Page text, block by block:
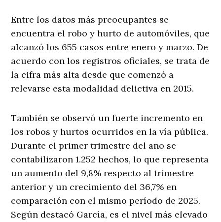
Entre los datos más preocupantes se
encuentra el robo y hurto de automóviles, que
alcanzó los 655 casos entre enero y marzo. De
acuerdo con los registros oficiales, se trata de
la cifra más alta desde que comenzó a
relevarse esta modalidad delictiva en 2015.
También se observó un fuerte incremento en
los robos y hurtos ocurridos en la vía pública.
Durante el primer trimestre del año se
contabilizaron 1.252 hechos, lo que representa
un aumento del 9,8% respecto al trimestre
anterior y un crecimiento del 36,7% en
comparación con el mismo período de 2025.
Según destacó García, es el nivel más elevado